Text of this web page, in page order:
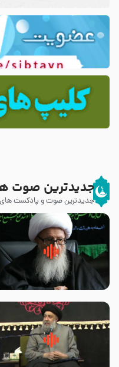
جدیدترین صوت
جدیدترین صوت و پادکست
زوّار اربعین امام حسین (علیه
السلام) با این اشتیاق به زیارت
لقب حضرت رقیه سلام الله علیها به